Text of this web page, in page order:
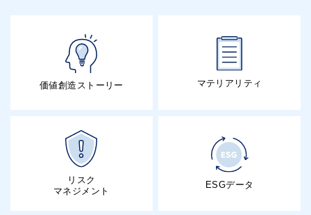
価値創造ストーリー マテリアリティ
リスク
マネジメント
ESGデータ